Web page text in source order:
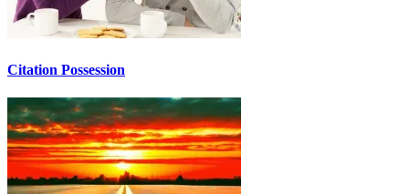
Citation Possession